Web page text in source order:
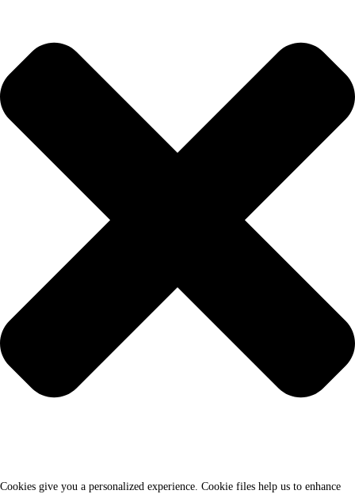
Cookies give you a personalized experience. Cookie files help us to enhance